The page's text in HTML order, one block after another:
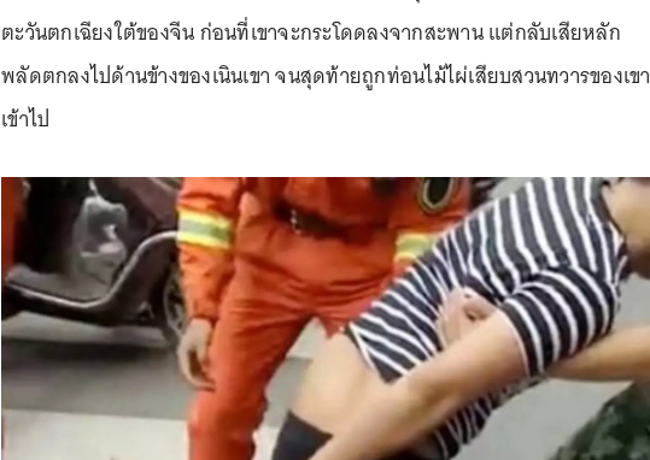
ตะวันตกเฉียงใต้ของจีน ก่อนที่เขาจะกระโดดลงจากสะพาน แต่กลับเสียหลัก
พลัดตกลงไปด้านข้างของเนินเขา จนสุดท้ายถูกท่อนไม้ไผ่เสียบสวนทวารของเขา
เข้าไป